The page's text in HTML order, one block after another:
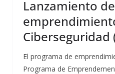
Lanzamiento
Ciberseguridad
El programa de
Programa de